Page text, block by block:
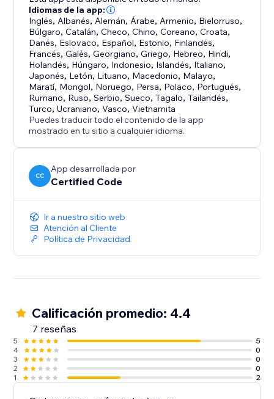
Idiomas de la app:
Inglés, Albanés, Alemán, Árabe, Armenio, Bielorruso,
Búlgaro,Catalán,Checo,Chino,Coreano,Croata,
Danés, Eslovaco, Español, Estonio, Finlandés,
Francés,Galés,Georgiano,Griego, Hebreo, Hindi,
Holandés, Húngaro, Indonesio, Islandés, Italiano,
Japonés, Letón, Lituano, Macedonio, Malayo,
Maratí, Mongol, Noruego, Persa, Polaco, Portugués,
Rumano, Ruso,Serbio,Sueco,Tagalo,Tailandés,
Turco,Ucraniano,Vasco,Vietnamita
Puedes traducir todo el contenido de la app
mostrado en tu sitio a cualquier idioma.
CC
App desarrollada por
Certified Code
Ir a nuestro sitio web
Atención al Cliente
Política de Privacidad
Calificación promedio: 4.4
7 reseñas
5
5
4
0
3
0
2
0
1
2